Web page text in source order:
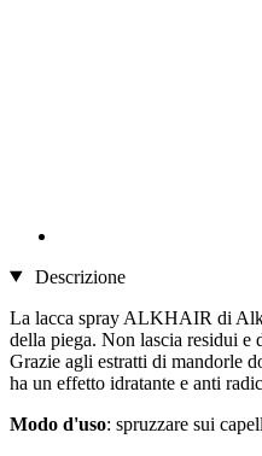
Descrizione
La lacca spray ALKHAIR di
della piega. Non lascia residui e
Grazie agli estratti di mandorle
ha un effetto idratante e anti
Modo d'uso: spruzzare sui